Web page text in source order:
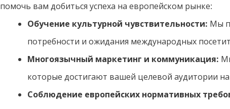
помочь вам добиться успеха на европейском рынке:
Обучение культурной чувствительности: Мы
потребности и ожидания международных
Многоязычный маркетинг и коммуникация:
которые достигают вашей целевой аудитории
Соблюдение европейских нормативных